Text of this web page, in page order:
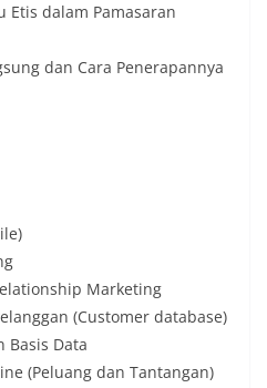
Etis dalam Pamasaran
dan Cara Penerapannya
Marketing
(Customer database)
Basis Data
(Peluang dan Tantangan)